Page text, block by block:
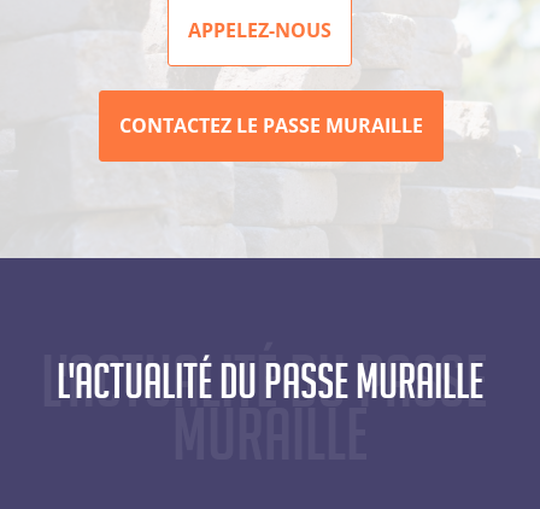
APPELEZ-NOUS
CONTACTEZ LE PASSE MURAILLE
L'actualité du Passe
L'actualité du Passe Muraille